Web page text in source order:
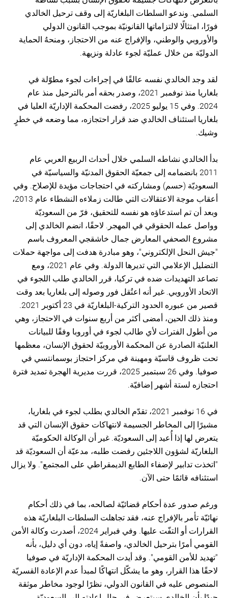
السلمي. وندعو السلطات البلغاريّة إلى وقف ترحيل الخالدي
فورًا، امتثالًا لالتزاماتها القانونيّة بموجب القانون الدولي
والأوروبي والوطني، والإفراج عنه من الاحتجاز، ومنحهُ الحماية
الدوليّة من خلال عمليّة لجوء عادلة ونزيهة.
لقد وجد الخالدي نفسه عالقًا في إجراءات لجوء مطوّلة في
بلغاريا منذ نوفمبر 2021، وصدر بحقه أمر بالترحيل منذ عام
2024. وفي 15 يوليو 2025، رفضت المحكمة الإداريّة العليا في
بلغاريا استئناف الخالدي ضد قرار احتجازه، مما وضعه في خطرٍ
وشيك.
بدأ الخالدي نشاطه السلمي خلال أحداث الربيع العربي عام
2011 بانضمامه إلى جمعيّة الحقوق المدنيّة والسياسيّة في
السعوديّة (حسم) ومشاركته في احتجاجات مؤيدة للإصلاح. وفي
أعقاب موجة الاعتقالات التي طالت زملاءه النشطاء عام 2013،
وبعد أن تم استدعاؤه هو نفسه للتحقيق، فرّ من السعوديّة
وواصل عمله الحقوقي في المهجر. لاحقًا، انضم الخالدي إلى
مشروع الصحفي المعارض جمال خاشقجي المعروف باسم
"جيش النحل الإلكتروني"، وهو مبادرة هدفت إلى مواجهة حملات
التضليل الإعلامي التي تديرها الدولة. وفي عام 2021، ومع
تصاعد التهديدات ضده في تركيا، قرر الخالدي طلب اللجوء في
الاتحاد الأوروبي. غير أنه اعتُقل فور وصوله إلى بلغاريا بعد وقت
قصير من عبوره الحدود التركية-البلغاريّة في 23 أكتوبر 2021.
ومنذ ذلك الحين، أمضى أكثر من أربع سنوات في الاحتجاز، وهي
من أطول الفترات لأي طالب لجوء في أوروبا وفقًا للبيانات
العلنيّة الصادرة عن المحكمة الأوروبيّة لحقوق الإنسان، معظمها
تحت ظروف قاسيّة ومهينة في مركز احتجاز بوسمانتسي في
صوفيا. وفي 26 سبتمبر 2025، قررت مديرية الهجرة تمديد فترة
احتجازه لستة أشهر إضافيّة.
في 16 نوفمبر 2021، تقدّم الخالدي بطلب لجوء في بلغاريا،
مشيرًا إلى المخاطر الجسيمة لانتهاكات حقوق الإنسان التي قد
يتعرض لها إذا أُعيد إلى السعوديّة. غير أن الوكالة الحكوميّة
البلغاريّة لشؤون اللاجئين رفضت طلبه، مدعيّة أن السعوديّة قد
"اتخذت تدابير لإضفاء الطابع الديمقراطي على المجتمع". ولا يزال
استئنافه قائمًا حتى الآن.
ورغم صدور عدة أحكام قضائيّة لصالحه، بما في ذلك أحكام
نهائيّة تأمر بالإفراج عنه، فقد تجاهلت السلطات البلغاريّة هذه
القرارات أو التفّت عليها. وفي فبراير 2024، أصدرت وكالة الأمن
القومي أمرًا بترحيل الخالدي، واصفةً إياه، دون أي دليل، بأنه
"تهديد للأمن القومي". وقد أيدت المحكمة الإداريّة في صوفيا
لاحقًا هذا القرار، وهو ما يشكّل انتهاكًا لمبدأ عدم الإعادة القسريّة
المنصوص عليه في القانون الدولي، نظرًا لوجود مخاطر موثقة